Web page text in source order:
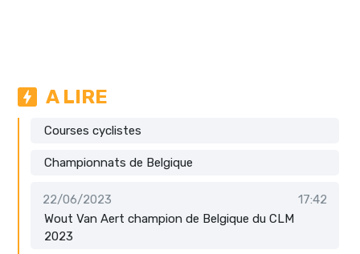
A LIRE
Courses cyclistes
Championnats de Belgique
22/06/2023
17:42
Wout Van Aert champion de Belgique du CLM
2023